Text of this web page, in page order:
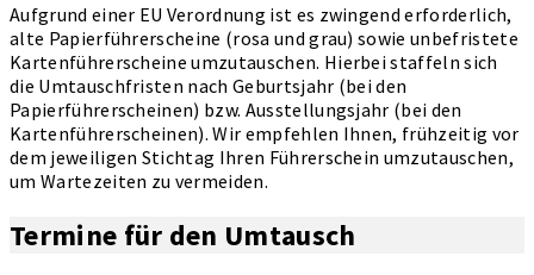
Aufgrund einer EU Verordnung ist es zwingend erforderlich,
alte Papierführerscheine (rosa und grau) sowie unbefristete
Kartenführerscheine umzutauschen. Hierbei staffeln sich
die Umtauschfristen nach Geburtsjahr (bei den
Papierführerscheinen) bzw. Ausstellungsjahr (bei den
Kartenführerscheinen). Wir empfehlen Ihnen, frühzeitig vor
dem jeweiligen Stichtag Ihren Führerschein umzutauschen,
um Wartezeiten zu vermeiden.
Termine für den Umtausch